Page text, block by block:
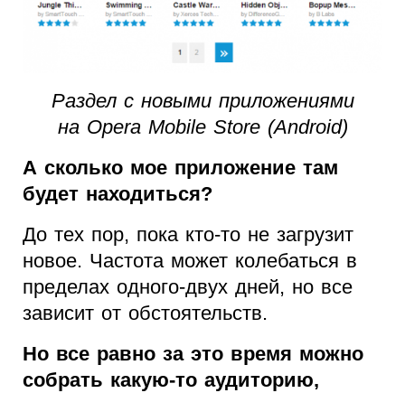
Раздел с новыми приложениями
на Opera Mobile Store (Android)
А сколько мое приложение там
будет находиться?
До тех пор, пока кто-то не загрузит
новое. Частота может колебаться в
пределах одного-двух дней, но все
зависит от обстоятельств.
Но все равно за это время можно
собрать какую-то аудиторию,